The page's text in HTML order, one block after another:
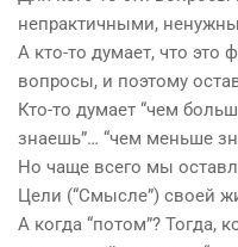
непрактичными,
А кто-то думает, что это
вопросы, и поэтому
Кто-то думает “чем
знаешь”… “чем меньше
Но чаще всего мы
Цели (“Смысле”) своей
А когда “потом”? Тогда,